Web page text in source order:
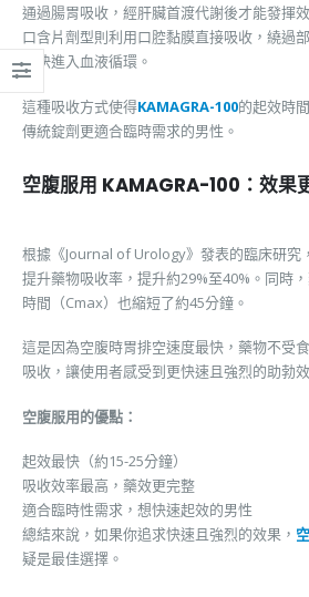
通過腸胃吸收，經肝臟首渡代謝後才能發揮
口含片劑型則利用口腔黏膜直接吸收，繞過
更快進入血液循環。
這種吸收方式使得KAMAGRA-100的起效時
傳統錠劑更適合臨時需求的男性。
空腹服用 KAMAGRA-100：效果
根據《Journal of Urology》發表的臨床研究
提升藥物吸收率，提升約29%至40%。同時
時間（Cmax）也縮短了約45分鐘。
這是因為空腹時胃排空速度最快，藥物不受
吸收，讓使用者感受到更快速且強烈的助勃
空腹服用的優點：
起效最快（約15-25分鐘）
吸收效率最高，藥效更完整
適合臨時性需求，想快速起效的男性
總結來說，如果你追求快速且強烈的效果，
疑是最佳選擇。